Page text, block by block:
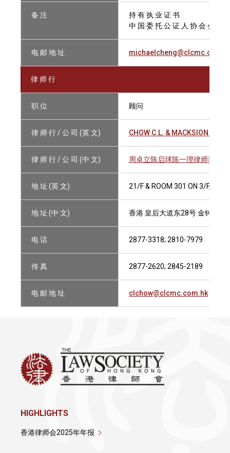
备 注
持 有 执 业 证 书
中 国 委 托 公 证 人 协 会 会 员
电 邮 地 址
律 师 行
职 位 顾问
律 师 行 / 公 司 (英 文) CHOW C.L. & MACKSION
律 师 行 / 公 司 (中 文) 周卓立陈启球陈一理律师事务所
地 址 (英 文) 21/F & ROOM 301 ON 3/F,
地 址 (中 文) 香港 皇后大道东28号 金钟汇中
电 话 2877-3318; 2810-7979
传 真 2877-2620; 2845-2189
电 邮 地 址 clchow@clcmc.com.hk
HIGHLIGHTS
香港律师会2025年年报